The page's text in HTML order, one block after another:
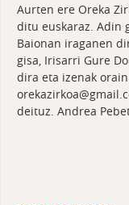
Aurten ere Oreka
ditu euskaraz. Adin
Baionan iraganen
gisa, Irisarri Gure
dira eta izenak
deituz. Andrea